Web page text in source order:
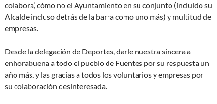
colabora’, cómo no el Ayuntamiento en su conjunto (incluido su
Alcalde incluso detrás de la barra como uno más) y multitud de
empresas.
Desde la delegación de Deportes, darle nuestra sincera a
enhorabuena a todo el pueblo de Fuentes por su respuesta un
año más, y las gracias a todos los voluntarios y empresas por
su colaboración desinteresada.